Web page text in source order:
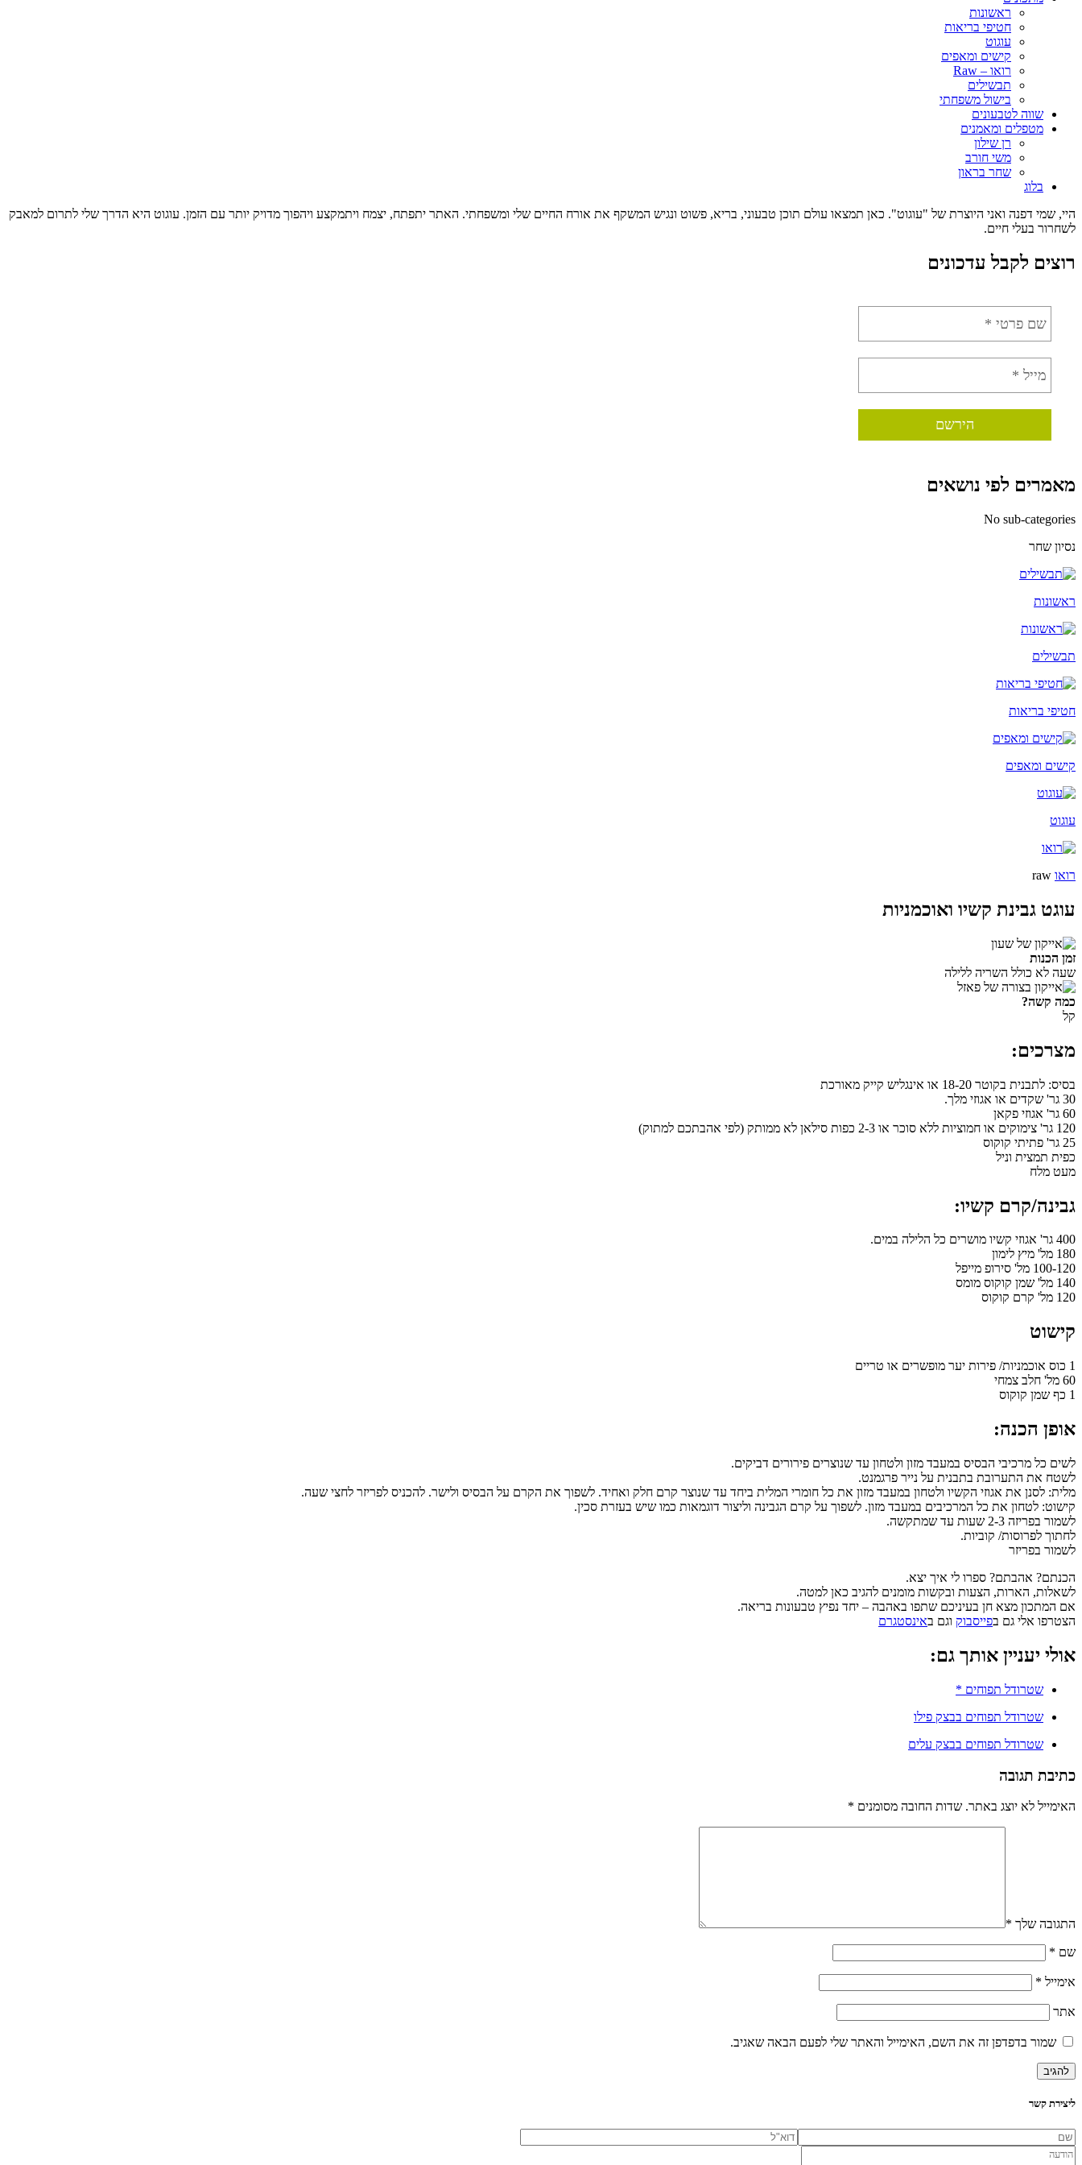
ראשונות
חטיפי בריאות
עוגוט
קישים ומאפים
רואו – Raw
תבשילים
בישול משפחתי
שווה לטבעונים
מטפלים ומאמנים
רן שילון
משי חורב
שחר בראון
בלוג
היי, שמי דפנה ואני היוצרת של "עוגוט". כאן תמצאו עולם תוכן טבעוני, בריא, פשוט ונגיש המשקף את אורח החיים שלי ומשפחתי. האתר יתפתח, יצמח ויתמקצע ויהפוך מדויק יותר עם הזמן. עוגוט היא הדרך שלי לתרום למאבק
לשחרור בעלי חיים.
רוצים לקבל עדכונים
מאמרים לפי נושאים
No sub-categories
נסיון שחר
ראשונות
תבשילים
חטיפי בריאות
קישים ומאפים
עוגוט
רואו
עוגט גבינת קשיו ואוכמניות
זמן הכנות
שעה לא כולל השריה ללילה
כמה קשה?
קל
מצרכים:
בסיס: לתבנית בקוטר 18-20 או אינגליש קייק מאורכת
30 גר' שקדים או אגוזי מלך.
60 גר' אגוזי פקאן
120 גר' צימוקים או חמוציות ללא סוכר או 2-3 כפות סילאן לא ממותק (לפי אהבתכם למתוק)
25 גר' פתיתי קוקוס
כפית תמצית וניל
מעט מלח
גבינה/קרם קשיו:
400 גר' אגוזי קשיו מושרים כל הלילה במים.
180 מל' מיץ לימון
100-120 מל' סירופ מייפל
140 מל' שמן קוקוס מומס
120 מל' קרם קוקוס
קישוט
1 כוס אוכמניות/ פירות יער מופשרים או טריים
60 מל' חלב צמחי
1 כף שמן קוקוס
אופן הכנה:
לשים כל מרכיבי הבסיס במעבד מזון ולטחון עד שנוצרים פירורים דביקים.
לשטח את התערובת בתבנית על נייר פרגמנט.
מלית: לסנן את אגוזי הקשיו ולטחון במעבד מזון את כל חומרי המלית ביחד עד שנוצר קרם חלק ואחיד. לשפוך את הקרם על הבסיס ולישר. להכניס לפריזר לחצי שעה.
קישוט: לטחון את כל המרכיבים במעבד מזון. לשפוך על קרם הגבינה וליצור דוגמאות כמו שיש בעזרת סכין.
לשמור בפריזה 2-3 שעות עד שמתקשה.
לחתוך לפרוסות/ קוביות.
לשמור בפריזר
הכנתם? אהבתם? ספרו לי איך יצא.
לשאלות, הארות, הצעות ובקשות מומנים להגיב כאן למטה.
אם המתכון מצא חן בעיניכם שתפו באהבה – יחד נפיץ טבעונות בריאה.
הצטרפו אלי גם בפייסבוק וגם באינסטגרם
אולי יעניין אותך גם:
שטרודל תפוחים *
שטרודל תפוחים בבצק פילו
שטרודל תפוחים בבצק עלים
כתיבת תגובה
האימייל לא יוצג באתר. שדות החובה מסומנים *
התגובה שלך *
שם *
אימייל *
אתר
שמור בדפדפן זה את השם, האימייל והאתר שלי לפעם הבאה שאגיב.
ליצירת קשר